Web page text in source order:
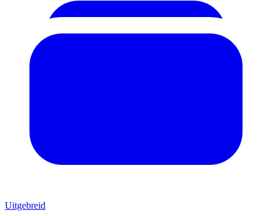
Uitgebreid